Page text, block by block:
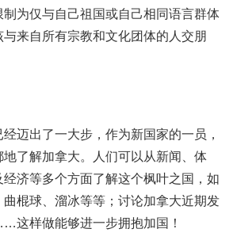
为仅与自己祖国或自己相同语言群体
来自所有宗教和文化团体的人交朋
迈出了一大步，作为新国家的一员，
了解加拿大。人们可以从新闻、体
济等多个方面了解这个枫叶之国，如
棍球、溜冰等等；讨论加拿大近期发
这样做能够进一步拥抱加国！